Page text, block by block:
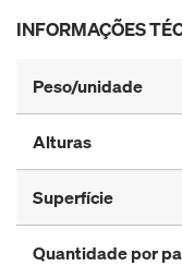
INFORMAÇÕES
Peso/unidade
Alturas
Superfície
Quantidade por